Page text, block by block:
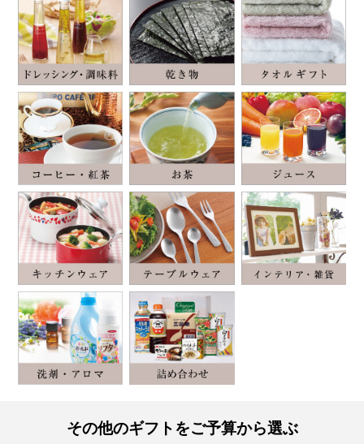
その他のギフトをご予算から選ぶ